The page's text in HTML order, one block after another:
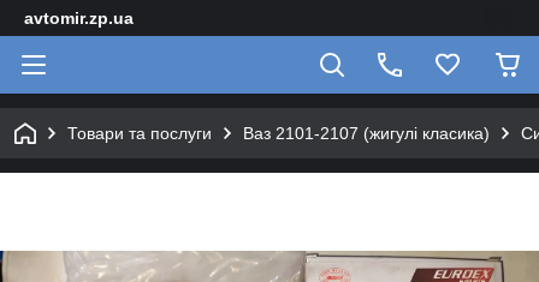
avtomir.zp.ua
Товари та послуги Ваз 2101-2107 (жигулі класика)